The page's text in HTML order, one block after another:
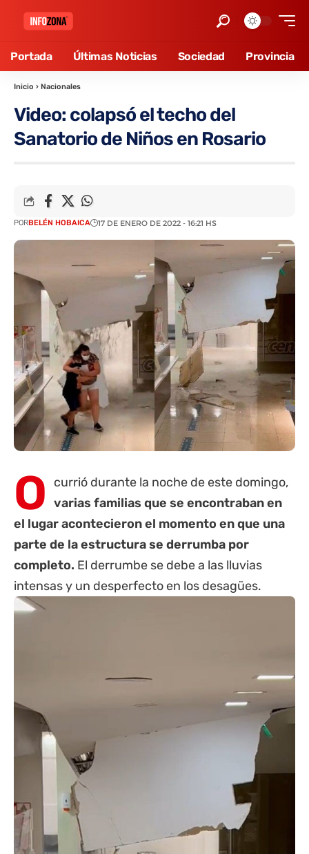
Portada Últimas Noticias Sociedad Provincia
Inicio › Nacionales
Video: colapsó el techo del
Sanatorio de Niños en Rosario
PORBELÉN HOBAICA 17 DE ENERO DE 2022 - 16:21 HS
O
currió durante la noche de este domingo,
varias familias que se encontraban en
el lugar acontecieron el momento en que una
parte de la estructura se derrumba por
completo. El derrumbe se debe a las lluvias
intensas y un desperfecto en los desagües.